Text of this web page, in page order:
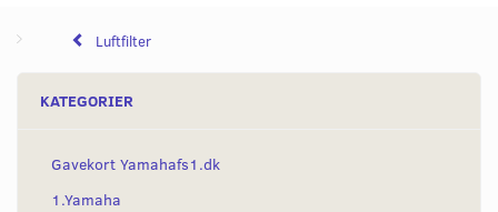
Luftfilter
KATEGORIER
Gavekort Yamahafs1.dk
1.Yamaha